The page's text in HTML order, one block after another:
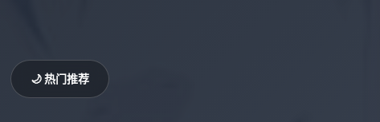
🌙 热门推荐